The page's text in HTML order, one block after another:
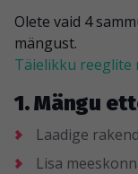
Olete vaid 4
mängust.
Täielikku reeglite
1. Mängu
Laadige
Lisa